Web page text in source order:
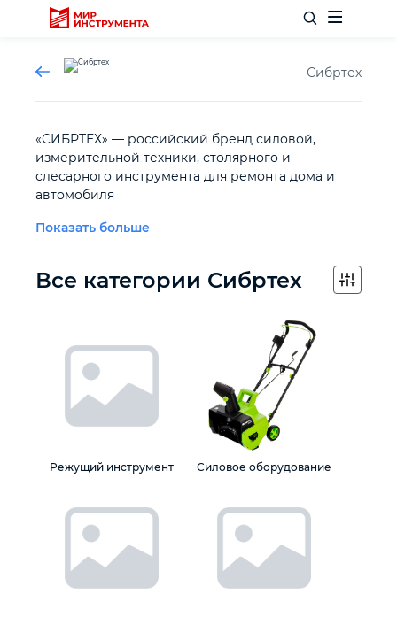
Отделочный инструмент
Слесарный инструмент
Столярный инструмент
Садовый инвентарь
Силовое оборудование
Автомобильный инструмент
Режущий инструмент
Прочий инструмент
Сибртех
«СИБРТЕХ» — российский бренд силовой,
измерительной техники, столярного и
слесарного инструмента для ремонта дома и
автомобиля
Показать больше
Все категории Сибртех
Режущий инструмент Силовое оборудование